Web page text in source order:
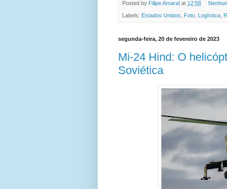
Posted by Filipe Amaral at 12:58
Labels: Estados Unidos Foto Logística
segunda-feira, 20 de fevereiro de 2023
Mi-24 Hind: O
Soviética